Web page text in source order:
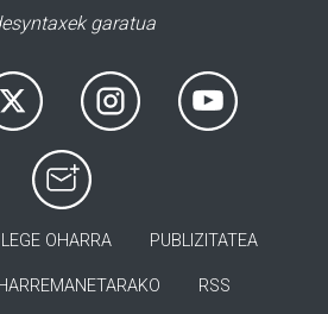
garatua
LEGE OHARRA PUBLIZITATEA
RSS